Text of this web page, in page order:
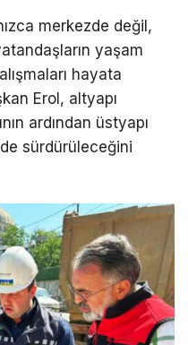
merkezde değil,
yaşam
hayata
Erol, altyapı
ardından üstyapı
sürdürüleceğini